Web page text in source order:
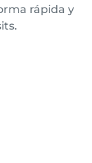
rápida y